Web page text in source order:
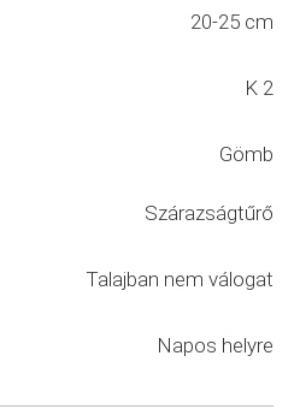
20-25 cm
K 2
Gömb
Szárazságtűrő
Talajban nem válogat
Napos helyre